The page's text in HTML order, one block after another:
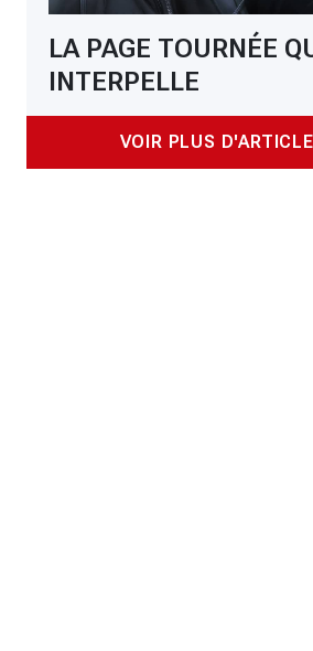
LA PAGE TOURNÉE
INTERPELLE
VOIR PLUS